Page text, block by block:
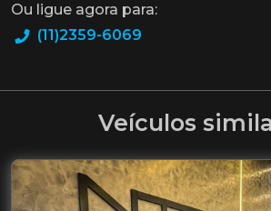
Ou ligue agora para:
(11)2359-6069
Veículos